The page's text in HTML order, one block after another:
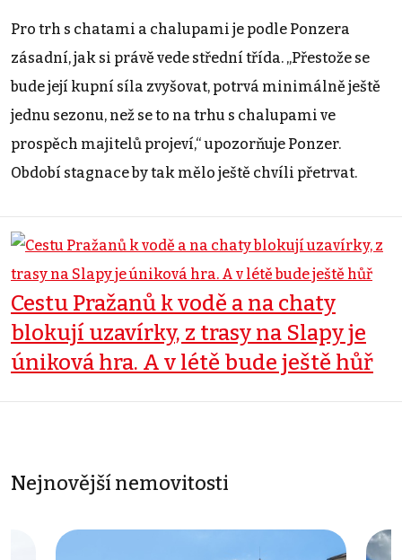
Pro trh s chatami a chalupami je podle Ponzera
zásadní, jak si právě vede střední třída. „Přestože se
bude její kupní síla zvyšovat, potrvá minimálně ještě
jednu sezonu, než se to na trhu s chalupami ve
prospěch majitelů projeví,“ upozorňuje Ponzer.
Období stagnace by tak mělo ještě chvíli přetrvat.
Cestu Pražanů k vodě a na chaty
blokují uzavírky, z trasy na Slapy je
úniková hra. A v létě bude ještě hůř
Nejnovější nemovitosti